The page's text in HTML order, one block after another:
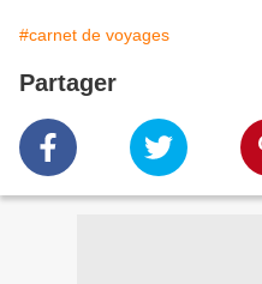
#carnet de voyages
Partager